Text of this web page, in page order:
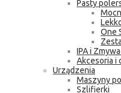
Pasty
One
IPA i
Akcesoria i
Urządzenia
Maszyny
Szlifierki